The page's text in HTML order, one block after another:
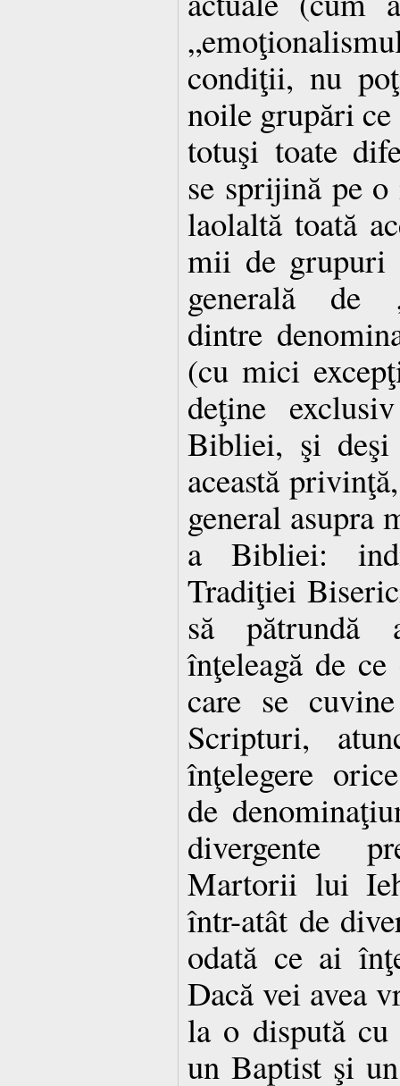
condiţii, nu
noile grupări
totuşi toate
se sprijină pe o
laolaltă toată
mii de grupuri
generală de
dintre
(cu mici
deţine
Bibliei, şi deşi
această
general asupra
a Bibliei:
Tradiţiei
să pătrundă
înţeleagă de
care se
Scripturi,
înţelegere
de
divergente
Martorii lui
într-atât de
odată ce ai
Dacă vei avea
la o dispută
un Baptist şi